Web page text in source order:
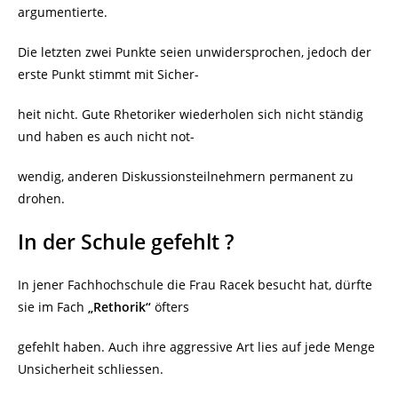
argumentierte.
Die letzten zwei Punkte seien unwidersprochen, jedoch der
erste Punkt stimmt mit Sicher-
heit nicht. Gute Rhetoriker wiederholen sich nicht ständig
und haben es auch nicht not-
wendig, anderen Diskussionsteilnehmern permanent zu
drohen.
In der Schule gefehlt ?
In jener Fachhochschule die Frau Racek besucht hat, dürfte
sie im Fach „Rethorik“ öfters
gefehlt haben. Auch ihre aggressive Art lies auf jede Menge
Unsicherheit schliessen.